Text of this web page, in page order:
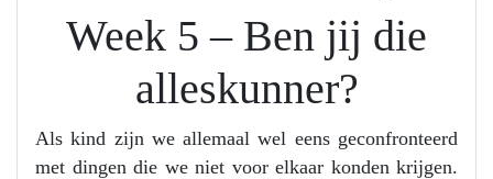
Week 5 – Ben jij die
alleskunner?
Als kind zijn we allemaal wel eens geconfronteerd
met dingen die we niet voor elkaar konden krijgen.